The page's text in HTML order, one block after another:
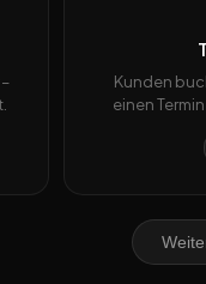
Kunden
einen